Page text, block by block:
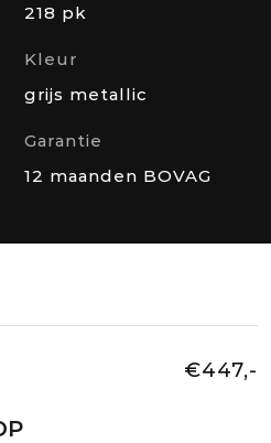
218 pk
Kleur
grijs metallic
Garantie
12 maanden BOVAG
€447,-